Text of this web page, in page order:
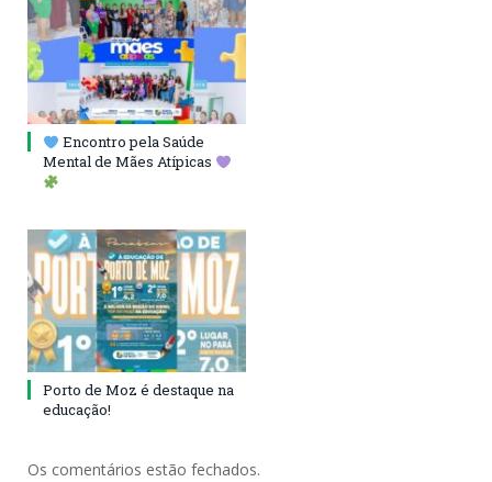
Encontro pela Saúde
Mental de Mães Atípicas
Porto de Moz é destaque na
educação!
Os comentários estão fechados.